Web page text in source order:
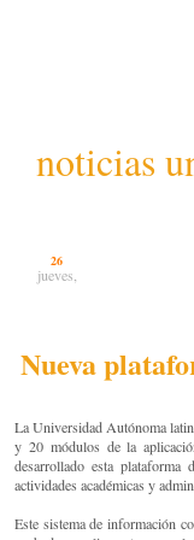
noticias
26
jueves,
Nueva
La Universidad Autónoma
y 20 módulos de la
desarrollado esta
actividades académicas y
Este sistema de información